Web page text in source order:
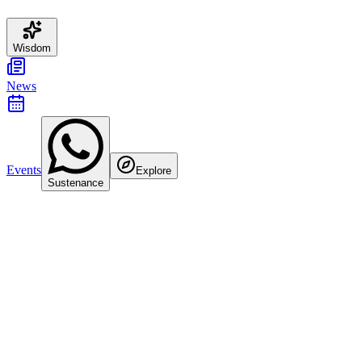
Wisdom
News
Events
Sustenance
Explore